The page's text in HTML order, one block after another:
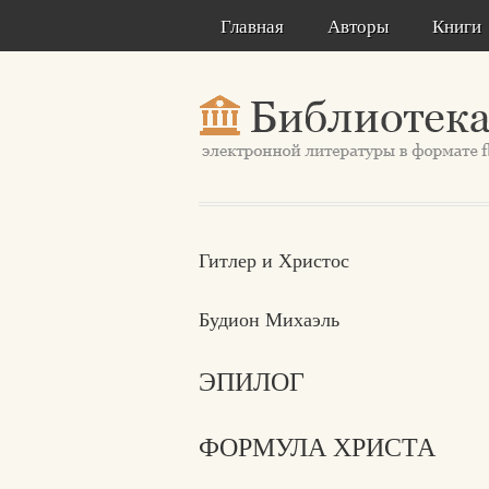
Главная Авторы Книги
Гитлер и Христос
Будион Михаэль
ЭПИЛОГ
ФОРМУЛА ХРИСТА